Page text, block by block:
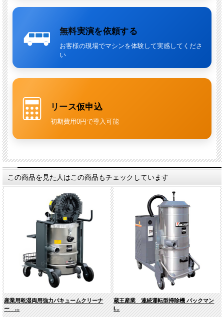
ろ過面積
チリ落としも簡単で、強力吸引を活かしながら日常のメンテナンス性にも配
慮されています。
60Lタンク＋ハンドル・4輪キャスターで扱いやすい
60Lの回収タンク
を備えつつ、ハンドルと4輪キャスターにより現場内で移
高出力機でありながら、実運用での扱いやすさにも配慮されています。
重負荷の工場回収用途に適した上位機
連続運転が前提の工場ラインや、より強い吸引力が必要な現場に向くモデル
シリーズ内では吸引力重視で選ぶべき機種
1.連続運転 でお使いになる場合、使用方法などを事前にご確認ください。
2. 吸水にはウェットトランスファーリッド（オプション）をご使用くださ
3. 本シリーズは標準付属品を最小構成にすることで、 現場に最適な構成を
選定できるようにしています
回収物の性質・量・搬送距離・電源条件などをお伺いし、最適な仕様をご
提案いたします。
必要に応じて、専門担当が現場確認のうえご提案することも可能です。
主な仕様 バックマン ISR4507
電源 3相200V
無料実演を依頼する
お客様の現場でマシンを体験して実感してくださ
い
リース仮申込
初期費用0円で導入可能
この商品を見た人はこの商品もチェックしています
産業用乾湿両用強力バキュームクリーナ
ー ...
蔵王産業 連続運転型掃除機 バックマン
I...